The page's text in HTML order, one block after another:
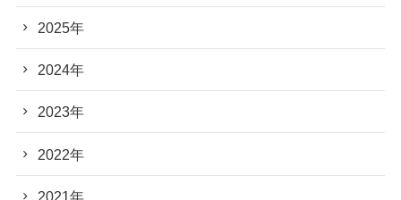
2025年
2024年
2023年
2022年
2021年